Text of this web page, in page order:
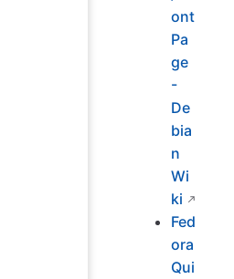
ont
Pa
ge
-
De
bia
n
Wi
ki
Fed
ora
Qui